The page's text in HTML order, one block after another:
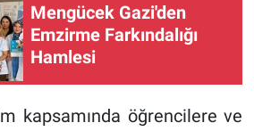
Mengücek Gazi'den
Emzirme Farkındalığı
Hamlesi
kapsamında öğrencilere ve